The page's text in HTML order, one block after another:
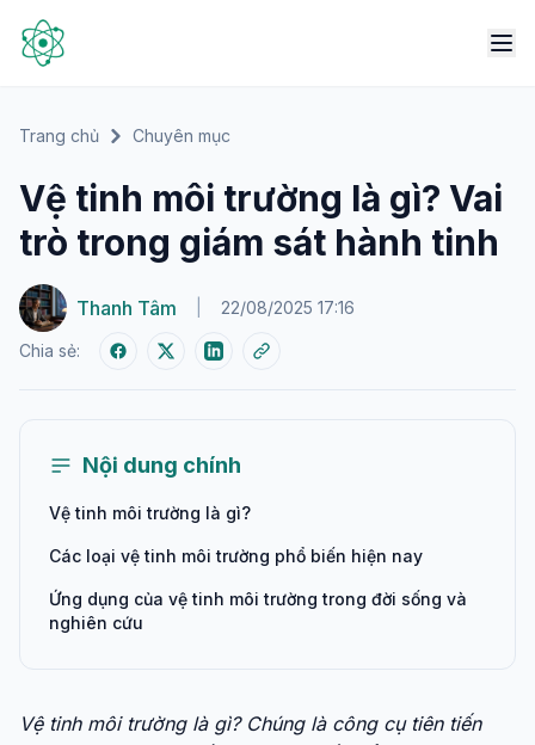
Trang chủ Chuyên mục
Vệ tinh môi trường là gì? Vai
trò trong giám sát hành tinh
Thanh Tâm 22/08/2025 17:16
Chia sẻ:
Nội dung chính
Vệ tinh môi trường là gì?
Các loại vệ tinh môi trường phổ biến hiện nay
Ứng dụng của vệ tinh môi trường trong đời sống và
nghiên cứu
Vệ tinh môi trường là gì? Chúng là công cụ tiên tiến